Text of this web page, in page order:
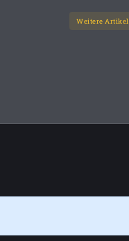
Weitere Artikel